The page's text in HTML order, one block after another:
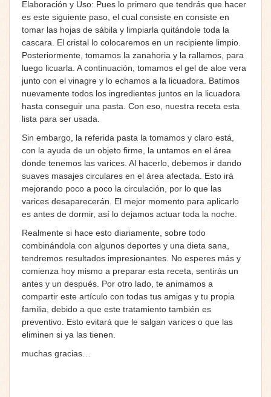
Elaboración y Uso: Pues lo primero que tendrás que hacer
es este siguiente paso, el cual consiste en consiste en
tomar las hojas de sábila y limpiarla quitándole toda la
cascara. El cristal lo colocaremos en un recipiente limpio.
Posteriormente, tomamos la zanahoria y la rallamos, para
luego licuarla. A continuación, tomamos el gel de aloe vera
junto con el vinagre y lo echamos a la licuadora. Batimos
nuevamente todos los ingredientes juntos en la licuadora
hasta conseguir una pasta. Con eso, nuestra receta esta
lista para ser usada.
Sin embargo, la referida pasta la tomamos y claro está,
con la ayuda de un objeto firme, la untamos en el área
donde tenemos las varices. Al hacerlo, debemos ir dando
suaves masajes circulares en el área afectada. Esto irá
mejorando poco a poco la circulación, por lo que las
varices desaparecerán. El mejor momento para aplicarlo
es antes de dormir, así lo dejamos actuar toda la noche.
Realmente si hace esto diariamente, sobre todo
combinándola con algunos deportes y una dieta sana,
tendremos resultados impresionantes. No esperes más y
comienza hoy mismo a preparar esta receta, sentirás un
antes y un después. Por otro lado, te animamos a
compartir este artículo con todas tus amigas y tu propia
familia, debido a que este tratamiento también es
preventivo. Esto evitará que le salgan varices o que las
eliminen si ya las tienen.
muchas gracias…